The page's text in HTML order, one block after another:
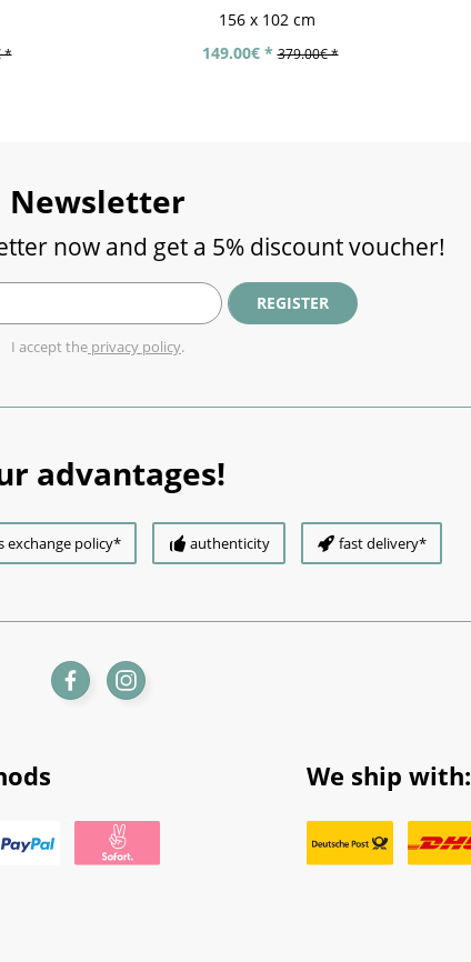
*
156 x 102 cm
149.00€ * 379.00€ *
Newsletter
now and get a 5% discount voucher!
REGISTER
I accept the privacy policy.
advantages!
exchange policy* authenticity fast delivery*
We ship with: